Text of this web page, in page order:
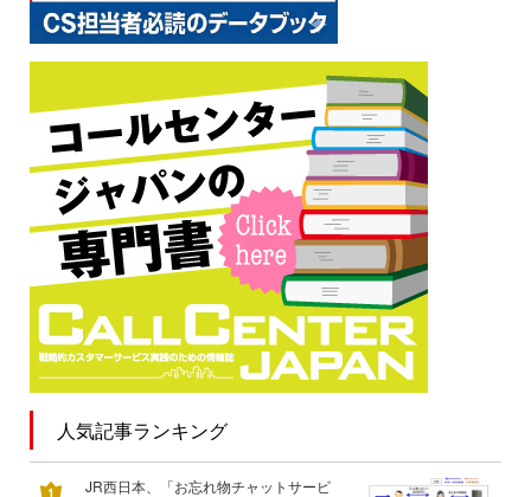
人気記事ランキング
JR西日本、「お忘れ物チャットサービ